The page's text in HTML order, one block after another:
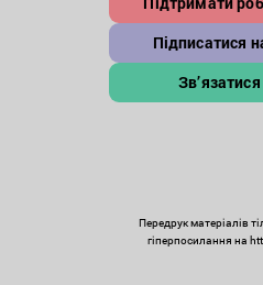
Підписатися
Передрук матеріалів
гіперпосилання на